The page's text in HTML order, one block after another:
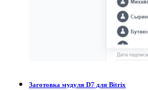
Заготовка мудуля D7 для Bitrix